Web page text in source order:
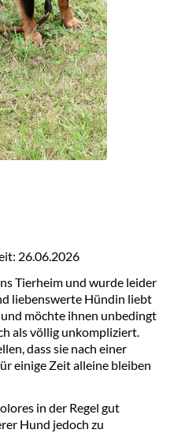
26.06.2026
Tierheim und wurde leider
liebenswerte Hündin liebt
möchte ihnen unbedingt
als völlig unkompliziert.
dass sie nach einer
einige Zeit alleine bleiben
in der Regel gut
Hund jedoch zu